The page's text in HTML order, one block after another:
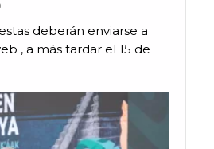
deberán enviarse a
, a más tardar el 15 de